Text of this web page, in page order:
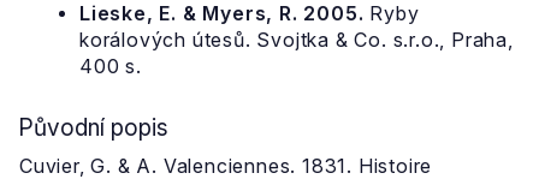
Lieske, E. & Myers, R. 2005. Ryby
korálových útesů. Svojtka & Co. s.r.o., Praha,
400 s.
Původní popis
Cuvier, G. & A. Valenciennes. 1831. Histoire